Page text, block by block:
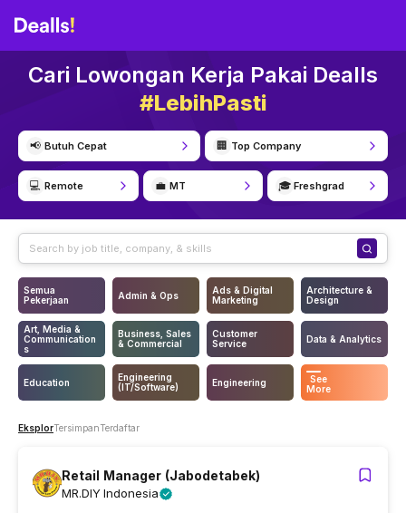
Cari Lowongan Kerja Pakai Dealls
#LebihPasti
📢 Butuh Cepat 🏢 Top Company
💻 Remote 💼 MT 🎓 Freshgrad
Semua
Pekerjaan
Admin & Ops
Ads & Digital
Marketing
Architecture &
Design
Art, Media &
Communication
s
Business, Sales
& Commercial
Customer
Service
Data & Analytics
Education
Engineering
(IT/Software)
Engineering
See
More
EksplorTersimpanTerdaftar
Retail Manager (Jabodetabek)
MR.DIY Indonesia